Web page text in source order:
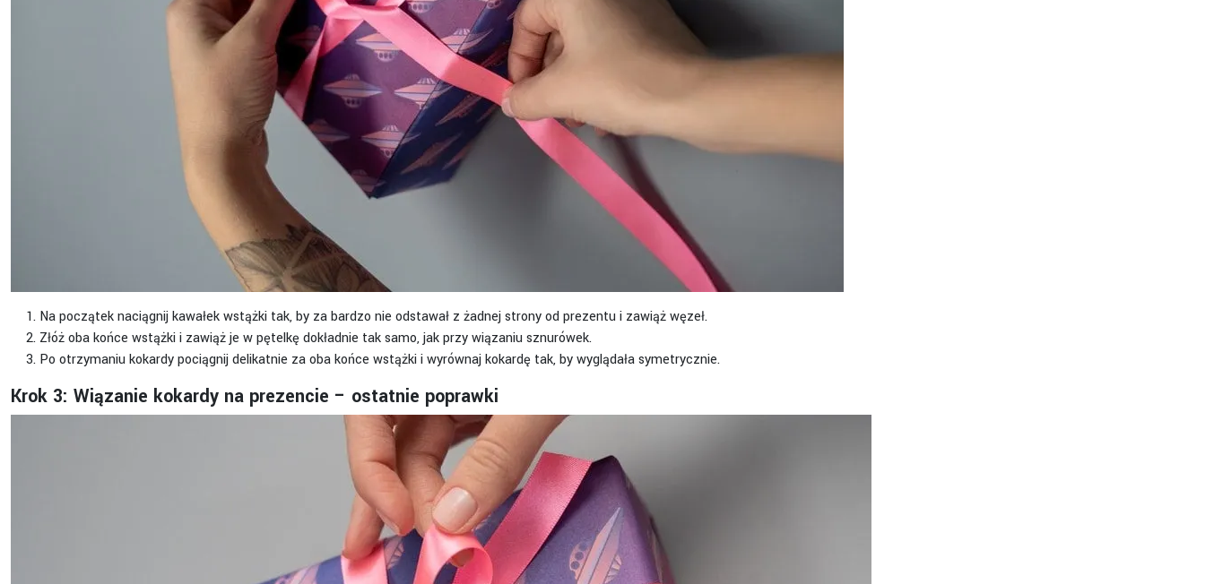
Na początek naciągnij kawałek wstążki tak, by za bardzo nie odstawał z żadnej strony od prezentu i zawiąż węzeł.
Złóż oba końce wstążki i zawiąż je w pętelkę dokładnie tak samo, jak przy wiązaniu sznurówek.
Po otrzymaniu kokardy pociągnij delikatnie za oba końce wstążki i wyrównaj kokardę tak, by wyglądała symetrycznie.
Krok 3: Wiązanie kokardy na prezencie – ostatnie poprawki